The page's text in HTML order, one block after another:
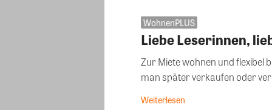
WohnenPLUS
Liebe Leserinnen,
Zur Miete wohnen und flexibel
man später verkaufen oder
Weiterlesen